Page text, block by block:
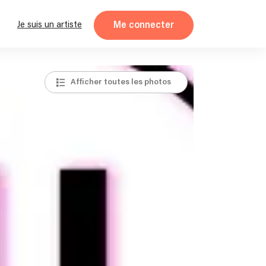
Je suis un artiste Me connecter
Afficher toutes les photos